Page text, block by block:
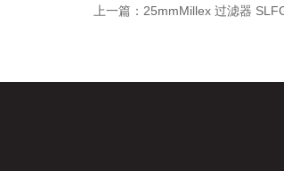
上一篇： 25mmMillex 过滤器